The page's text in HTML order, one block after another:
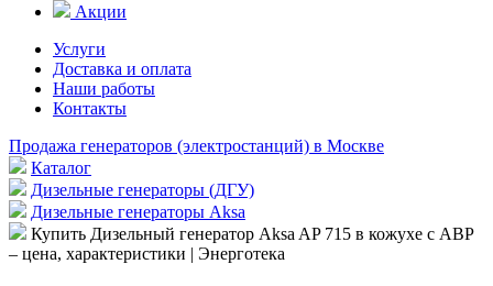
Акции
Услуги
Доставка и оплата
Наши работы
Контакты
Продажа генераторов (электростанций) в Москве
Каталог
Дизельные генераторы (ДГУ)
Дизельные генераторы Aksa
Купить Дизельный генератор Aksa AP 715 в кожухе с АВР
– цена, характеристики | Энерготека